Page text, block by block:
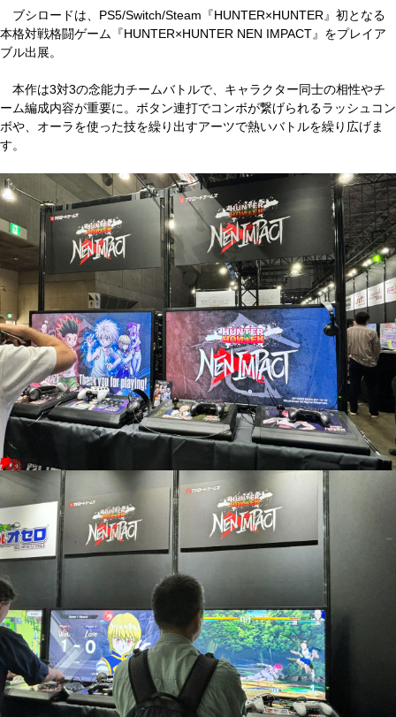
ブシロードは、PS5/Switch/Steam『HUNTER×HUNTER』初となる
本格対戦格闘ゲーム『HUNTER×HUNTER NEN IMPACT』をプレイア
ブル出展。
本作は3対3の念能力チームバトルで、キャラクター同士の相性やチ
ーム編成内容が重要に。ボタン連打でコンボが繋げられるラッシュコン
ボや、オーラを使った技を繰り出すアーツで熱いバトルを繰り広げま
す。